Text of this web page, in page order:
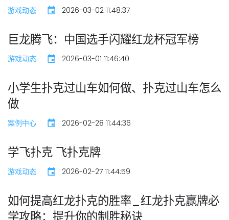
游戏动态 2026-03-02 11:48:37
巨龙腾飞：中国选手闪耀红龙杯冠军榜
游戏动态 2026-03-01 11:46:40
小学生扑克过山车如何做、扑克过山车怎么
做
案例中心 2026-02-28 11:44:36
学飞扑克 飞扑克牌
游戏动态 2026-02-27 11:44:59
如何提高红龙扑克的胜率_红龙扑克赢牌必
学攻略：提升你的制胜秘诀